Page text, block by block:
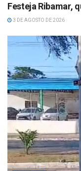
Festeja Ribamar,
3 DE AGOSTO DE 2026